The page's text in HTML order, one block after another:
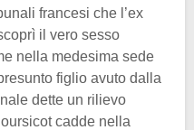
francesi che l’ex
il vero sesso
nella medesima sede
figlio avuto dalla
dette un rilievo
cadde nella